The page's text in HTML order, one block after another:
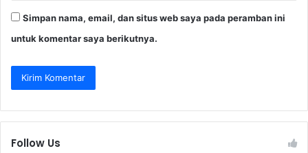
Simpan nama, email, dan situs web saya pada peramban ini
untuk komentar saya berikutnya.
Follow Us